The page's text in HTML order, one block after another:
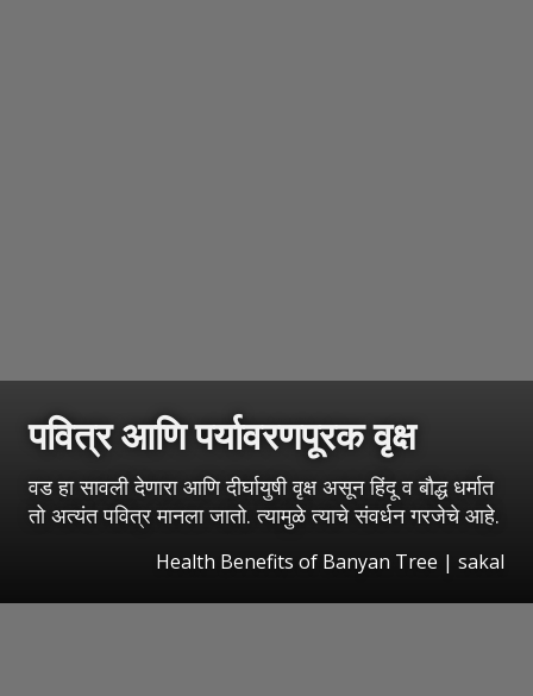
पवित्र आणि पर्यावरणपूरक वृक्ष
वड हा सावली देणारा आणि दीर्घायुषी वृक्ष असून हिंदू व बौद्ध धर्मात
तो अत्यंत पवित्र मानला जातो. त्यामुळे त्याचे संवर्धन गरजेचे आहे.
Health Benefits of Banyan Tree | sakal